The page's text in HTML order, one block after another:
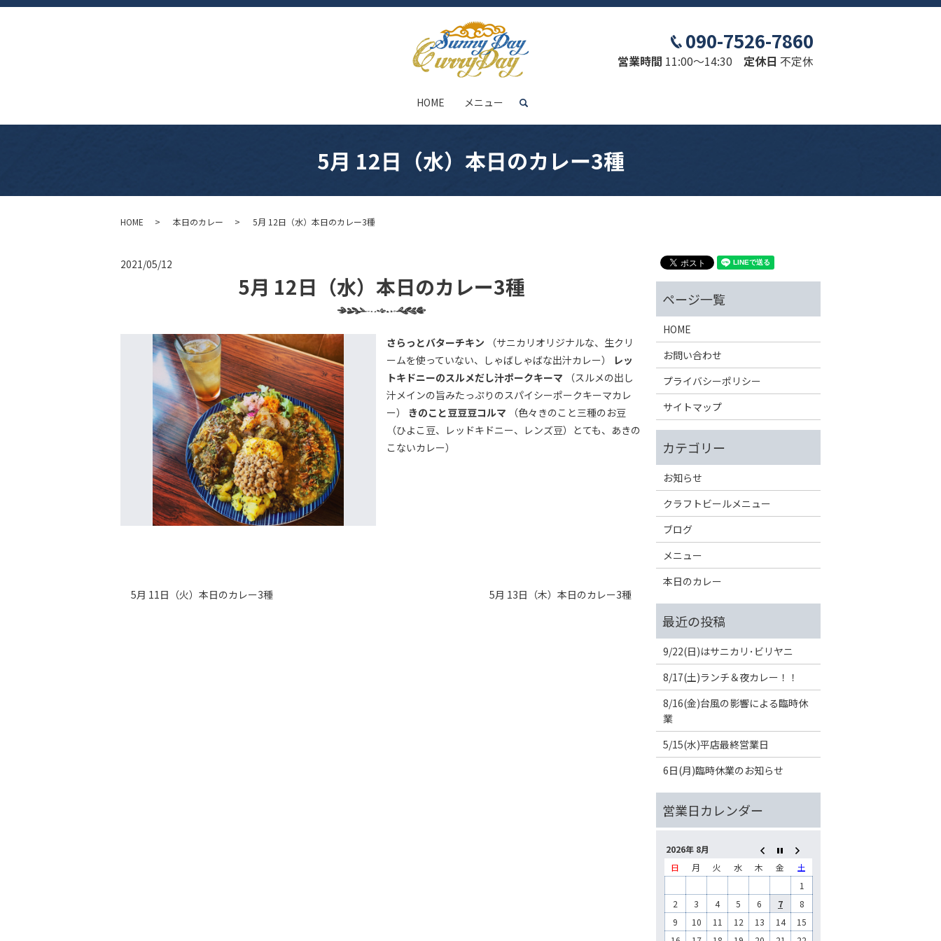
HOME メニュー search
090-7526-7860
営業時間 11:00～14:30 定休日 不定休
5月 12日（水）本日のカレー3種
HOME 本日のカレー 5月 12日（水）本日のカレー3種
2021/05/12
5月 12日（水）本日のカレー3種
さらっとバターチキン （サニカリオリジナルな、生クリ
ームを使っていない、しゃばしゃばな出汁カレー）
レッ
トキドニーのスルメだし汁ポークキーマ （スルメの出し
汁メインの旨みたっぷりのスパイシーポークキーマカレ
ー） きのこと豆豆豆コルマ （色々きのこと三種のお豆
（ひよこ豆、レッドキドニー、レンズ豆）とても、あきの
こないカレー）
5月 11日（火）本日のカレー3種 5月 13日（木）本日のカレー3種
HOME
お問い合わせ
プライバシーポリシー
サイトマップ
お知らせ
クラフトビールメニュー
ブログ
メニュー
本日のカレー
9/22(日)はサニカリ･ビリヤニ
8/17(土)ランチ＆夜カレー！！
8/16(金)台風の影響による臨時休
業
5/15(水)平店最終営業日
6日(月)臨時休業のお知らせ
2026年 8月
日
月 火 水 木 金
土
1
2
3 4 5 6 7
8
9
10 11 12 13 14
15